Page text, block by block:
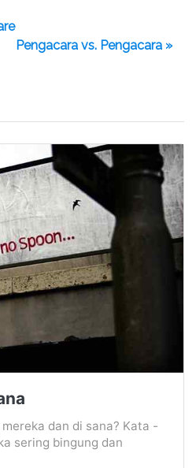
Pengacara vs. Pengacara »
dan di sana? Kata -
sering bingung dan